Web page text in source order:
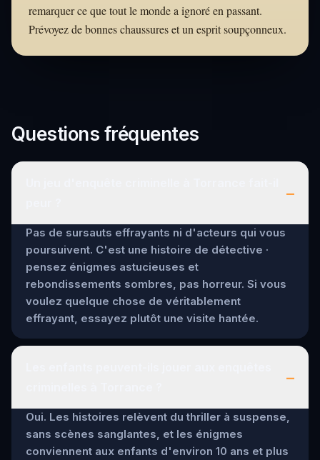
remarquer ce que tout le monde a ignoré en passant.
Prévoyez de bonnes chaussures et un esprit soupçonneux.
Questions fréquentes
–
Pas de sursauts effrayants ni d'acteurs qui vous
poursuivent. C'est une histoire de détective ·
pensez énigmes astucieuses et
rebondissements sombres, pas horreur. Si vous
voulez quelque chose de véritablement
effrayant, essayez plutôt une visite hantée.
–
Oui. Les histoires relèvent du thriller à suspense,
sans scènes sanglantes, et les énigmes
conviennent aux enfants d'environ 10 ans et plus